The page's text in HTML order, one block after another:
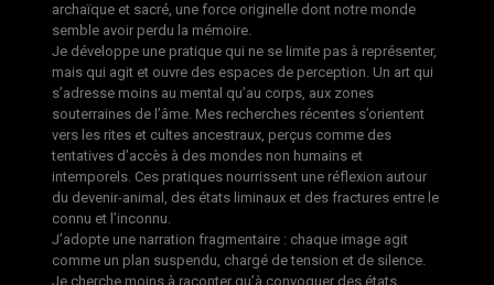
archaïque et sacré, une force originelle dont notre monde
semble avoir perdu la mémoire.
Je développe une pratique qui ne se limite pas à représenter,
mais qui agit et ouvre des espaces de perception. Un art qui
s’adresse moins au mental qu’au corps, aux zones
souterraines de l’âme. Mes recherches récentes s’orientent
vers les rites et cultes ancestraux, perçus comme des
tentatives d’accès à des mondes non humains et
intemporels. Ces pratiques nourrissent une réflexion autour
du devenir-animal, des états liminaux et des fractures entre le
connu et l’inconnu.
J’adopte une narration fragmentaire : chaque image agit
comme un plan suspendu, chargé de tension et de silence.
Je cherche moins à raconter qu’à convoquer des états